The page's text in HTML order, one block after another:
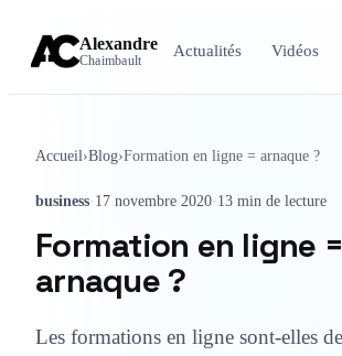
Alexandre
Chaimbault
Actualités Vidéos
Accueil›Blog›Formation en ligne = arnaque ?
business·17 novembre 2020·13 min de lecture
Formation en ligne =
arnaque ?
Les formations en ligne sont-elles